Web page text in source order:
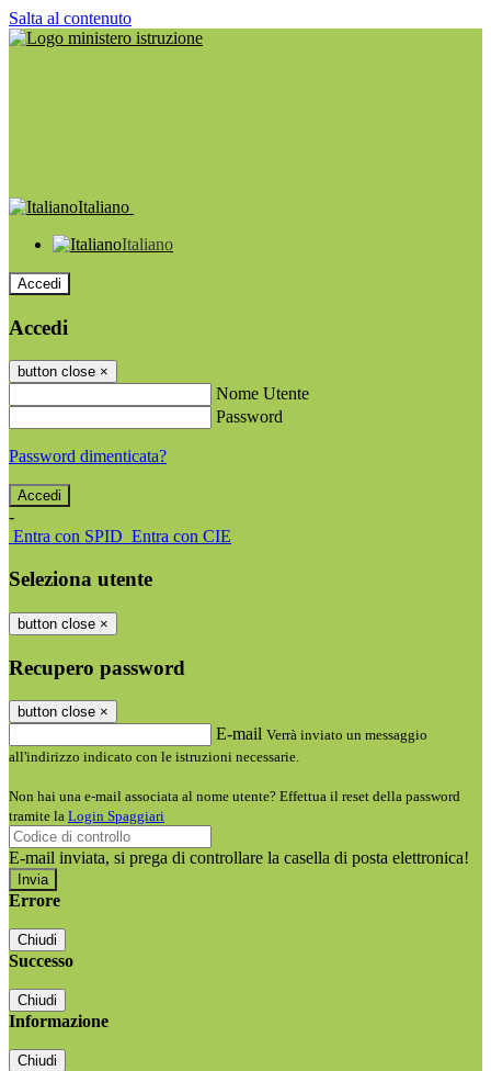
Salta al contenuto
Italiano
Italiano
Accedi
Accedi
button close ×
Nome Utente
Password
Password dimenticata?
-
Entra con SPID Entra con CIE
Seleziona utente
button close ×
Recupero password
button close ×
E-mail Verrà inviato un messaggio
all'indirizzo indicato con le istruzioni necessarie.
Non hai una e-mail associata al nome utente? Effettua il reset della password
tramite la Login Spaggiari
E-mail inviata, si prega di controllare la casella di posta elettronica!
Errore
Chiudi
Successo
Chiudi
Informazione
Chiudi